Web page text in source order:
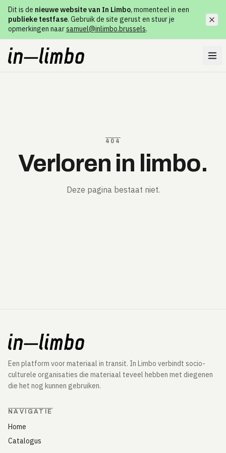
Dit is de nieuwe website van In Limbo, momenteel in een
publieke testfase. Gebruik de site gerust en stuur je
opmerkingen naarsamuel@inlimbo.brussels.
404
Verloren in limbo.
Deze pagina bestaat niet.
Een platform voor materiaal in transit. In Limbo verbindt socio-
culturele organisaties die materiaal teveel hebben met diegenen
die het nog kunnen gebruiken.
NAVIGATIE
Home
Catalogus